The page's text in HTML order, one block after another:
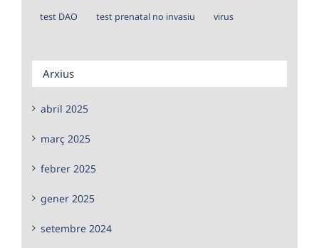
test DAO
test prenatal no invasiu virus
Arxius
abril 2025
març 2025
febrer 2025
gener 2025
setembre 2024